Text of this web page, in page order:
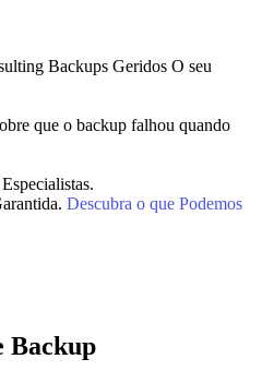
Backups Geridos O seu
que o backup falhou quando
Descubra o que Podemos
Backup